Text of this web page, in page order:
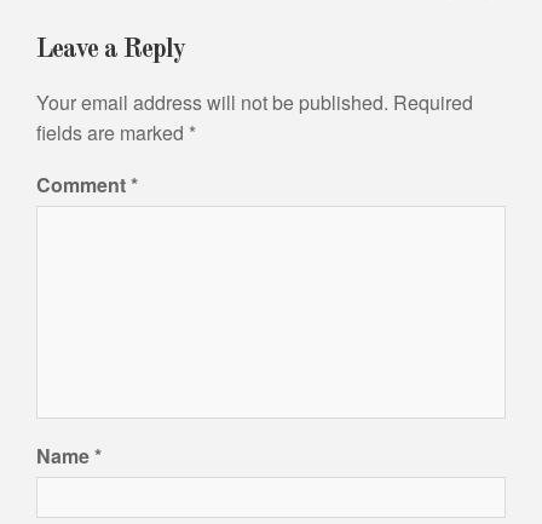
Leave a Reply
Your email address will not be published. Required
fields are marked *
Comment*
Name*